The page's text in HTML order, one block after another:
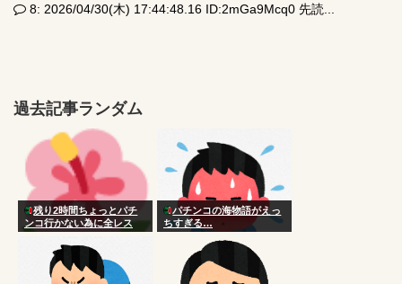
8: 2026/04/30(木) 17:44:48.16 ID:2mGa9Mcq0 先読...
過去記事ランダム
残り2時間ちょっとパチ
ンコ行かない為に全レス
パチンコの海物語がえっ
ちすぎる…